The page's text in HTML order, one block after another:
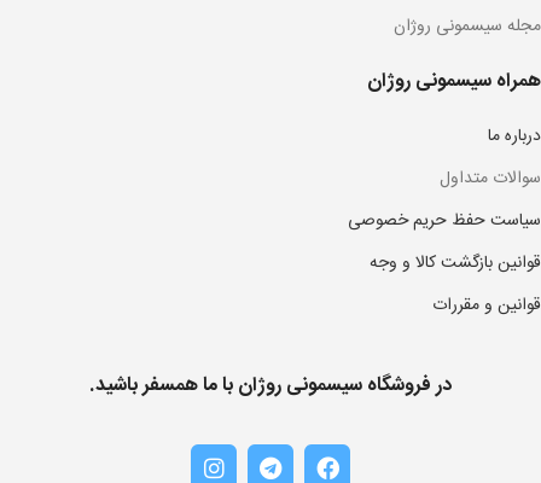
مجله سیسمونی روژان
همراه سیسمونی روژان
درباره ما
سوالات متداول
سیاست حفظ حریم خصوصی
قوانین بازگشت کالا و وجه
قوانین و مقررات
در فروشگاه سیسمونی روژان با ما همسفر باشید.